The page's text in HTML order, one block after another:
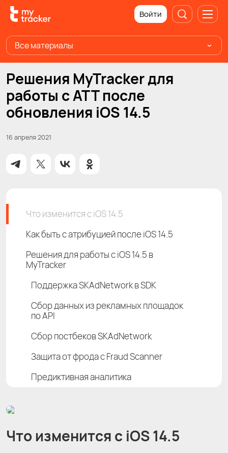
Войти
Все материалы
Решения MyTracker для
работы с ATT после
обновления iOS 14.5
16 апреля 2021
Что изменится с iOS 14.5
Что изменится с iOS 14.5
Как быть с атрибуцией после iOS 14.5
Решения для работы с iOS 14.5 в
MyTracker
Поддержка SKAdNetwork в SDK
Сбор данных из рекламных площадок
по API
Сбор постбеков SKAdNetwork
Защита от фрода с Fraud Scanner
Предиктивная аналитика